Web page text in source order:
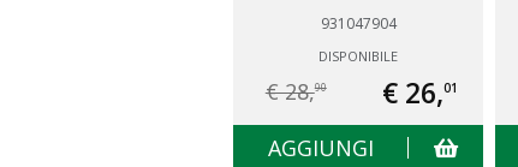
931047904
DISPONIBILE
€ 28,90 € 26,01
AGGIUNGI